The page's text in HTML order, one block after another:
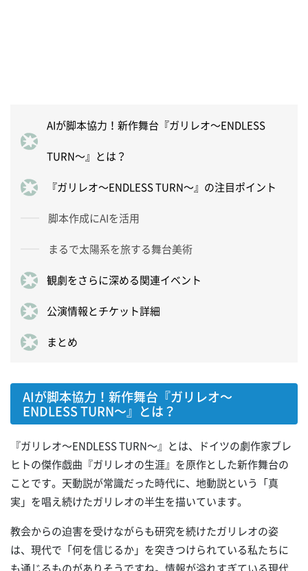
AIが脚本協力！新作舞台『ガリレオ～ENDLESS
TURN～』とは？
『ガリレオ～ENDLESS TURN～』の注目ポイント
脚本作成にAIを活用
まるで太陽系を旅する舞台美術
観劇をさらに深める関連イベント
公演情報とチケット詳細
まとめ
AIが脚本協力！新作舞台『ガリレオ～
ENDLESS TURN～』とは？
『ガリレオ～ENDLESS TURN～』とは、ドイツの劇作家ブレ
ヒトの傑作戯曲『ガリレオの生涯』を原作とした新作舞台の
ことです。天動説が常識だった時代に、地動説という「真
実」を唱え続けたガリレオの半生を描いています。
教会からの迫害を受けながらも研究を続けたガリレオの姿
は、現代で「何を信じるか」を突きつけられている私たちに